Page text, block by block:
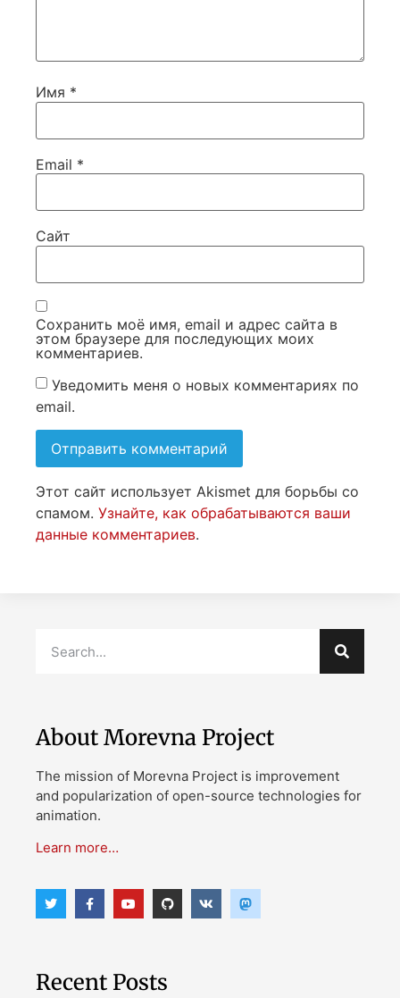
Имя *
Email *
Сайт
Сохранить моё имя, email и адрес сайта в
этом браузере для последующих моих
комментариев.
Уведомить меня о новых комментариях по
email.
Этот сайт использует Akismet для борьбы со
спамом. Узнайте, как обрабатываются ваши
данные комментариев.
About Morevna Project
The mission of Morevna Project is improvement
and popularization of open-source technologies for
animation.
Learn more…
Recent Posts